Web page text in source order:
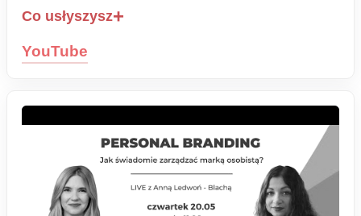
Co usłyszysz
YouTube